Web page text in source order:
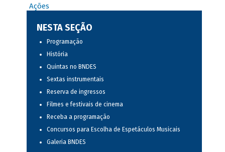
Ações
NESTA SEÇÃO
Programação
História
Quintas no BNDES
Sextas instrumentais
Reserva de ingressos
Filmes e festivais de cinema
Receba a programação
Concursos para Escolha de Espetáculos Musicais
Galeria BNDES